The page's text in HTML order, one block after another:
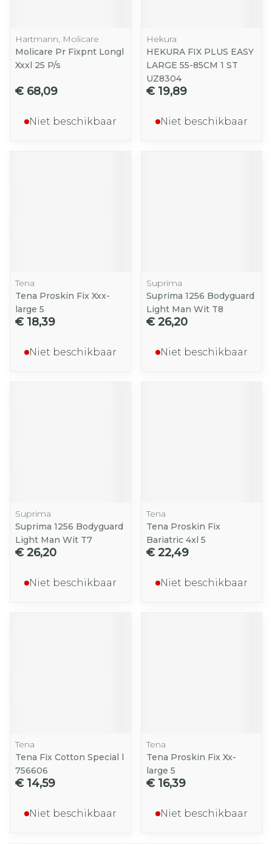
Hartmann, Molicare
Molicare Pr Fixpnt Longl
Xxxl 25 P/s
€ 68,09
Niet beschikbaar
Hekura
HEKURA FIX PLUS EASY
LARGE 55-85CM 1 ST
UZ8304
€ 19,89
Niet beschikbaar
Tena
Tena Proskin Fix Xxx-
large 5
€ 18,39
Niet beschikbaar
Suprima
Suprima 1256 Bodyguard
Light Man Wit T8
€ 26,20
Niet beschikbaar
Suprima
Suprima 1256 Bodyguard
Light Man Wit T7
€ 26,20
Niet beschikbaar
Tena
Tena Proskin Fix
Bariatric 4xl 5
€ 22,49
Niet beschikbaar
Tena
Tena Fix Cotton Special l
756606
€ 14,59
Niet beschikbaar
Tena
Tena Proskin Fix Xx-
large 5
€ 16,39
Niet beschikbaar